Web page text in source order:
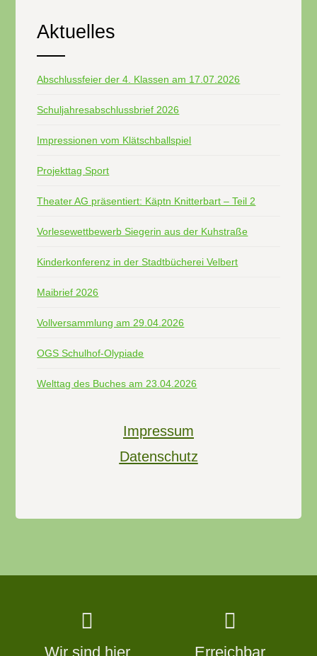
Aktuelles
Abschlussfeier der 4. Klassen am 17.07.2026
Schuljahresabschlussbrief 2026
Impressionen vom Klätschballspiel
Projekttag Sport
Theater AG präsentiert: Käptn Knitterbart – Teil 2
Vorlesewettbewerb Siegerin aus der Kuhstraße
Kinderkonferenz in der Stadtbücherei Velbert
Maibrief 2026
Vollversammlung am 29.04.2026
OGS Schulhof-Olypiade
Welttag des Buches am 23.04.2026
Impressum
Datenschutz
Wir sind hier Erreichbar